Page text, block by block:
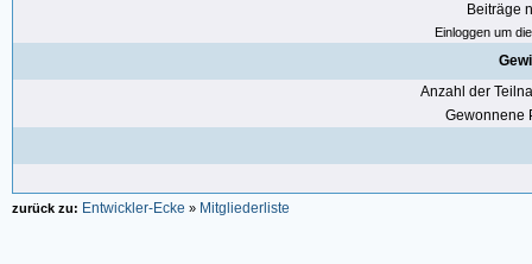
Beiträge
Einloggen um
Anzahl der
Gewonnene
zurück zu: Entwickler-Ecke » Mitgliederliste